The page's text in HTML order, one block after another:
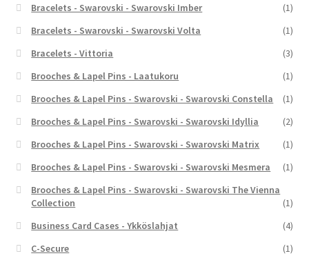
Bracelets - Swarovski - Swarovski Imber
(1)
Bracelets - Swarovski - Swarovski Volta
(1)
Bracelets - Vittoria
(3)
Brooches & Lapel Pins - Laatukoru
(1)
Brooches & Lapel Pins - Swarovski - Swarovski Constella
(1)
Brooches & Lapel Pins - Swarovski - Swarovski Idyllia
(2)
Brooches & Lapel Pins - Swarovski - Swarovski Matrix
(1)
Brooches & Lapel Pins - Swarovski - Swarovski Mesmera
(1)
Brooches & Lapel Pins - Swarovski - Swarovski The Vienna
Collection
(1)
Business Card Cases - Ykköslahjat
(4)
C-Secure
(1)